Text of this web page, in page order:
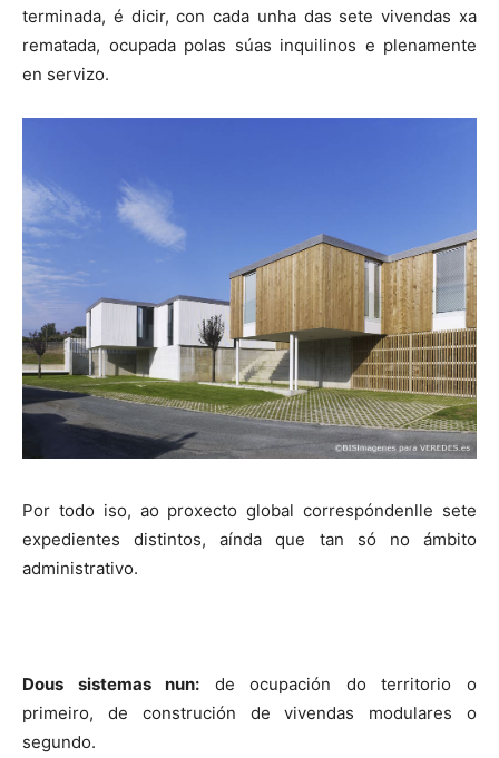
terminada, é dicir, con cada unha das sete vivendas xa
rematada, ocupada polas súas inquilinos e plenamente
en servizo.
Por todo iso, ao proxecto global correspóndenlle sete
expedientes distintos, aínda que tan só no ámbito
administrativo.
Dous sistemas nun: de ocupación do territorio o
primeiro, de construción de vivendas modulares o
segundo.